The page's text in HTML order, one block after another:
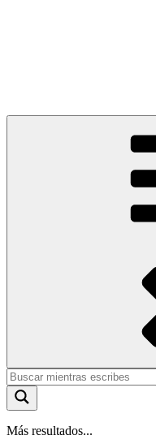
Más resultados...